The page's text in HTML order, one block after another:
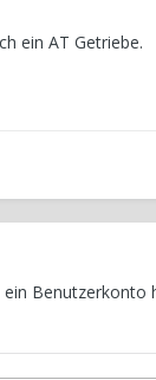
ein AT Getriebe.
Benutzerkonto